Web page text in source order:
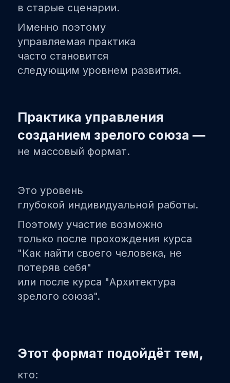
в старые сценарии.
Именно поэтому
управляемая практика
часто становится
следующим уровнем развития.
Практика управления
созданием зрелого союза —
не массовый формат.
Это уровень
глубокой индивидуальной работы.
Поэтому участие возможно
только после прохождения курса
"Как найти своего человека, не
потеряв себя"
или после курса "Архитектура
зрелого союза".
Этот формат подойдёт тем,
кто: